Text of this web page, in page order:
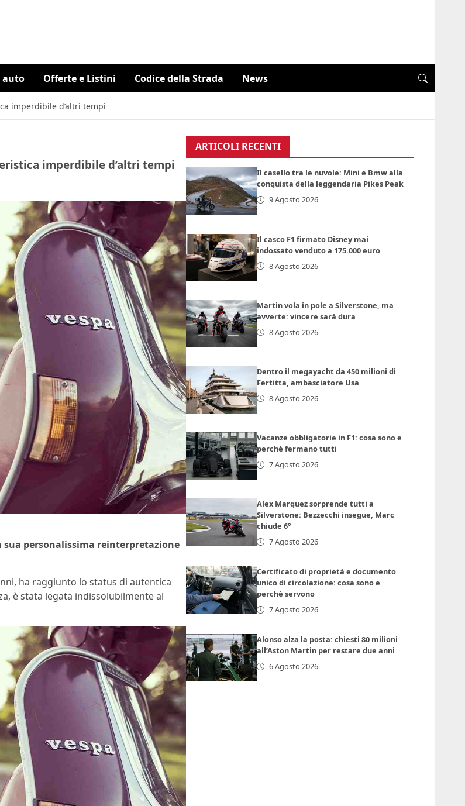
auto Offerte e Listini Codice della Strada News
imperdibile d’altri tempi
imperdibile d’altri tempi
sua personalissima reinterpretazione
ha raggiunto lo status di autentica
è stata legata indissolubilmente al
ARTICOLI RECENTI
Il casello tra le nuvole: Mini e Bmw alla
conquista della leggendaria Pikes Peak
9 Agosto 2026
Il casco F1 firmato Disney mai
indossato venduto a 175.000 euro
8 Agosto 2026
Martin vola in pole a Silverstone, ma
avverte: vincere sarà dura
8 Agosto 2026
Dentro il megayacht da 450 milioni di
Fertitta, ambasciatore Usa
8 Agosto 2026
Vacanze obbligatorie in F1: cosa sono e
perché fermano tutti
7 Agosto 2026
Alex Marquez sorprende tutti a
Silverstone: Bezzecchi insegue, Marc
chiude 6°
7 Agosto 2026
Certificato di proprietà e documento
unico di circolazione: cosa sono e
perché servono
7 Agosto 2026
Alonso alza la posta: chiesti 80 milioni
all’Aston Martin per restare due anni
6 Agosto 2026